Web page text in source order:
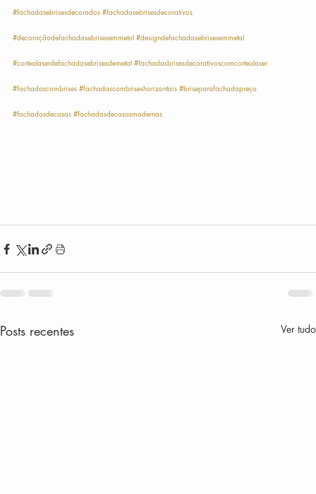
#fachadasebrisesdecorados #fachadasebrisesdecorativos
#decoraçãodefachadasebrisesemmetal #designdefachadasebrisesemmetal
#cortealaserdefachadasebrisesdemetal #fachadasbrisesdecorativoscomcortealaser
#fachadascombrises #fachadascombriseshorizontais #briseparafachadapreço
#fachadasdecasas #fachadasdecasasmodernas
Posts recentes Ver tudo